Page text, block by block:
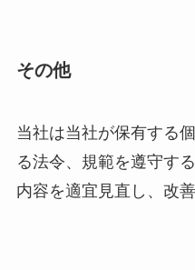
その他
当社は当社が保有する
る法令、規範を遵守す
内容を適宜見直し、改